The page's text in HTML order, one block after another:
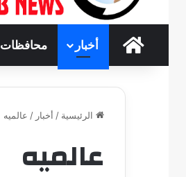
الرئيسية
أخبار محافظات
الرئيسية / أخبار / عالميه
عالميه